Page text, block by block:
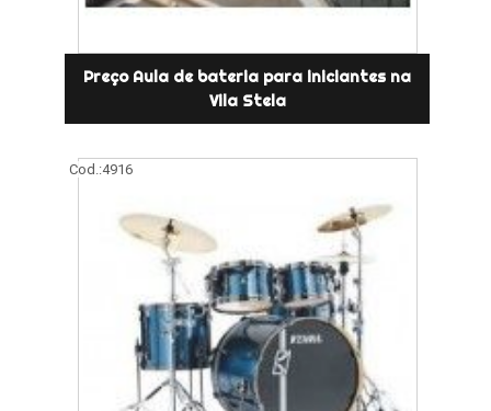
Preço Aula de bateria para iniciantes na
Vila Stela
Cod.:4916